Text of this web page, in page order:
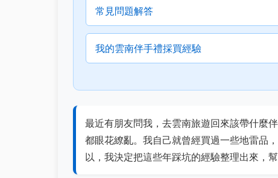
常見問題解答
我的雲南伴手禮採買經驗
最近有朋友問我，去雲南旅遊回來該帶什麼
都眼花繚亂。我自己就曾經買過一些地雷品
以，我決定把這些年踩坑的經驗整理出來，